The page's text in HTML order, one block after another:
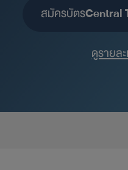
สมัครบัตรCentral
ดูรายล